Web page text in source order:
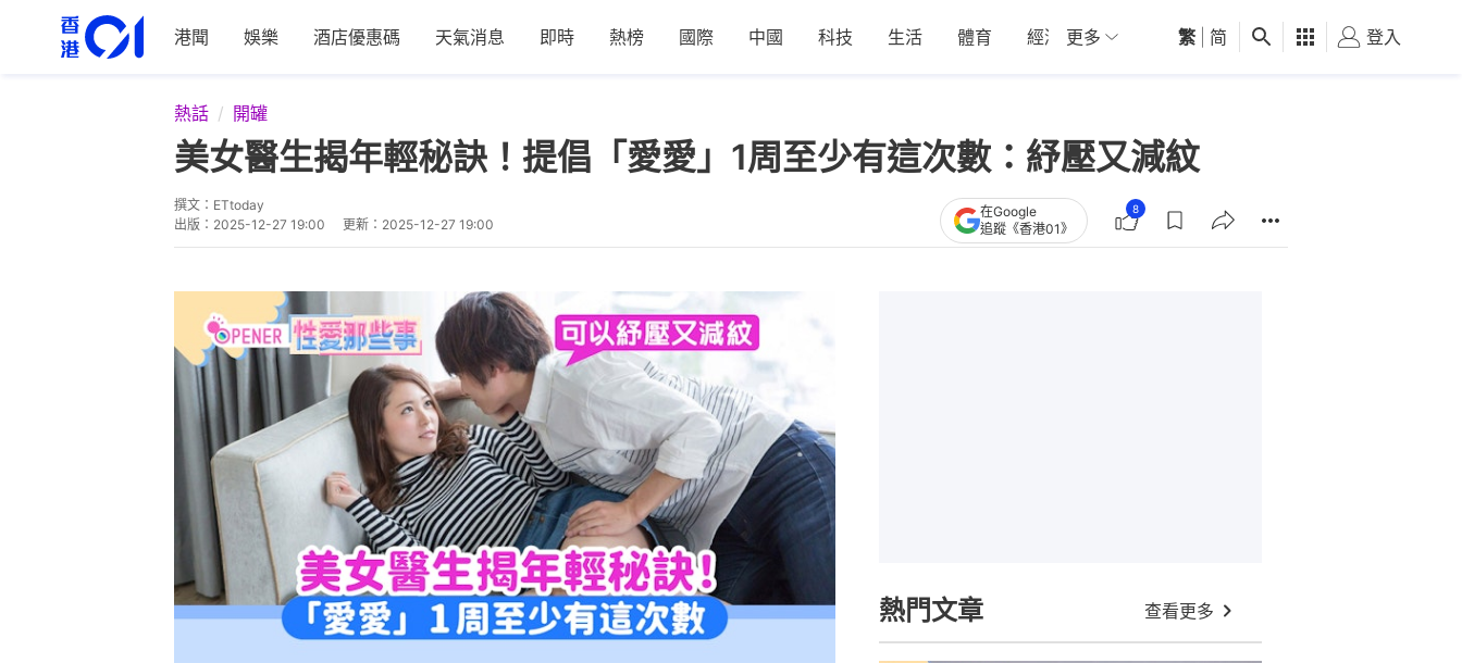
港聞 娛樂 酒店優惠碼 天氣消息 即時 熱榜 國際 中國 科技 生活 體育 經濟 01深圳 觀點 健康 好食玩飛
更多 繁 简 登入
熱話 開罐
美女醫生揭年輕秘訣！提倡「愛愛」1周至少有這次數：紓壓又減紋
撰文： ETtoday
出版： 2025-12-27 19:00 更新： 2025-12-27 19:00
在Google
追蹤《香港01》
8
熱門文章 查看更多